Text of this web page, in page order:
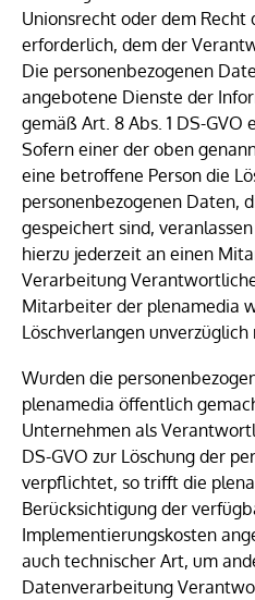
Unionsrecht oder dem
erforderlich, dem der
Die personenbezogenen
angebotene Dienste der
gemäß Art. 8 Abs. 1 DS-GVO
Sofern einer der oben
eine betroffene Person die
personenbezogenen Daten,
gespeichert sind,
hierzu jederzeit an einen
Verarbeitung
Mitarbeiter der plenamedia
Löschverlangen
Wurden die
plenamedia öffentlich
Unternehmen als
DS-GVO zur Löschung der
verpflichtet, so trifft die
Berücksichtigung der
Implementierungskosten
auch technischer Art, um
Datenverarbeitung